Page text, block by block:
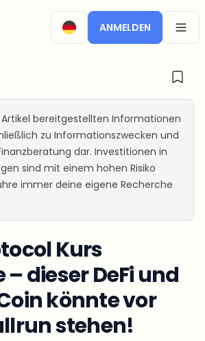
ANMELDEN
bereitgestellten Informationen
zu Informationszwecken und
dar. Investitionen in
sind mit einem hohen Risiko
immer deine eigene Recherche
Kurs
– dieser DeFi und
könnte vor
stehen!